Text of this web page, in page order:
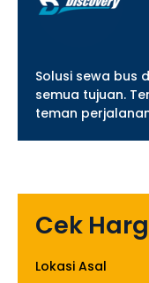
Solusi sewa bus
semua tujuan.
teman
Cek
Lokasi Asal